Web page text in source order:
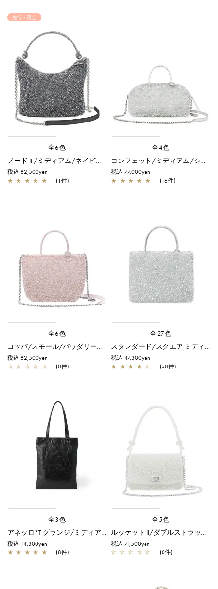
先行・限定
全6色
ノード II /ミディアム/ネイビーシルバー【オンラインストア先行販売カラー】
税込 82,500yen
★ ★ ★ ★ ★ (1件)
全4色
コンフェット/ミディアム/シルバー
税込 77,000yen
★ ★ ★ ★ ★ (16件)
全6色
コッパ/スモール/パウダリーピンクシルバー
税込 82,500yen
☆ ☆ ☆ ☆ ☆ (0件)
全27色
スタンダード/スクエア ミディアム(Dリング付き)/シルバー
税込 47,300yen
★ ★ ★ ★ ☆ (50件)
全3色
アネッロ*T グランジ/ミディアム/ブラック
税込 14,300yen
★ ★ ★ ★ ★ (8件)
全5色
ルッケット II/ダブルストラップ/ホワイト
税込 71,500yen
☆ ☆ ☆ ☆ ☆ (0件)